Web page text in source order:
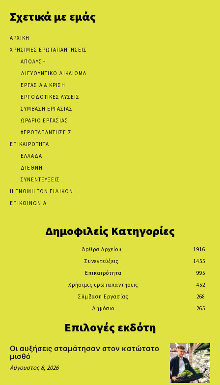
Σχετικά με εμάς
ΑΡΧΙΚΗ
ΧΡΗΣΙΜΕΣ ΕΡΩΤΑΠΑΝΤΗΣΕΙΣ
ΑΠΟΛΥΣΗ
ΔΙΕΥΘΥΝΤΙΚΟ ΔΙΚΑΙΩΜΑ
ΕΡΓΑΣΙΑ & ΚΡΙΣΗ
ΕΡΓΟΔΟΤΙΚΕΣ ΛΥΣΕΙΣ
ΣΥΜΒΑΣΗ ΕΡΓΑΣΙΑΣ
ΩΡΑΡΙΟ ΕΡΓΑΣΙΑΣ
#ΕΡΩΤΑΠΑΝΤΗΣΕΙΣ
ΕΠΙΚΑΙΡΟΤΗΤΑ
ΕΛΛΑΔΑ
ΔΙΕΘΝΗ
ΣΥΝΕΝΤΕΥΞΕΙΣ
Η ΓΝΩΜΗ ΤΩΝ ΕΙΔΙΚΩΝ
ΕΠΙΚΟΙΝΩΝΙΑ
Δημοφιλείς Κατηγορίες
Άρθρα Αρχείου
1916
Συνεντεύξεις
1455
Επικαιρότητα
995
Χρήσιμες ερωταπαντήσεις
452
Σύμβαση Εργασίας
268
Δημόσιο
265
Επιλογές εκδότη
Οι αυξήσεις σταμάτησαν στον κατώτατο
μισθό
Αύγουστος 8, 2026